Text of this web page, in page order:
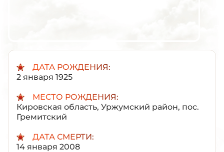
ДАТА РОЖДЕНИЯ:
2 января 1925
МЕСТО РОЖДЕНИЯ:
Кировская область, Уржумский район, пос.
Гремитский
ДАТА СМЕРТИ:
14 января 2008